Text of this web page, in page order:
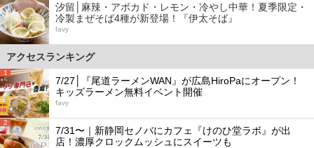
汐留│麻辣・アボカド・レモン・冷やし中華！夏季限定・
冷製まぜそば4種が新登場！『伊太そば』
favy
アクセスランキング
1
7/27│『尾道ラーメンWAN』が広島HiroPaにオープン！
キッズラーメン無料イベント開催
favy
2
7/31〜｜新静岡セノバにカフェ『けのひ堂ラボ』が出
店！濃厚クロックムッシュにスイーツも